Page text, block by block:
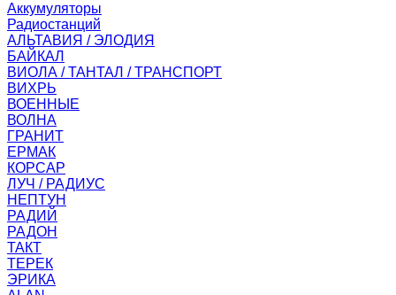
Аккумуляторы
Радиостанций
АЛЬТАВИЯ / ЭЛОДИЯ
БАЙКАЛ
ВИОЛА / ТАНТАЛ / ТРАНСПОРТ
ВИХРЬ
ВОЕННЫЕ
ВОЛНА
ГРАНИТ
ЕРМАК
КОРСАР
ЛУЧ / РАДИУС
НЕПТУН
РАДИЙ
РАДОН
ТАКТ
ТЕРЕК
ЭРИКА